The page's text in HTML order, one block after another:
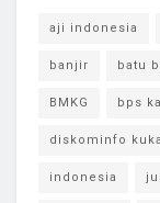
aji indonesia
banjir batu
BMKG bps
diskominfo
indonesia